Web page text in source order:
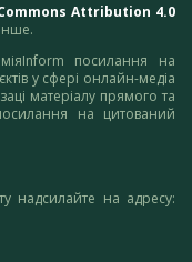
Attribution 4.0
посилання на
у сфері онлайн-медіа
матеріалу прямого та
на цитований
надсилайте на адресу: